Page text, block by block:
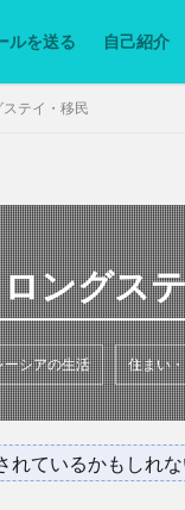
ルを送る 自己紹介
テイ・移民
ングス
ーシアの生活 住まい
ているかもしれな
カテゴリー
Ninjatrader
低糖質ダイエッ